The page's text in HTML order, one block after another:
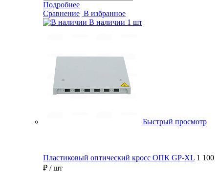
Подробнее
Сравнение В избранное
В наличии 1 шт
Быстрый просмотр
Пластиковый оптический кросс ОПК GP-XL 1 100
₽ / шт